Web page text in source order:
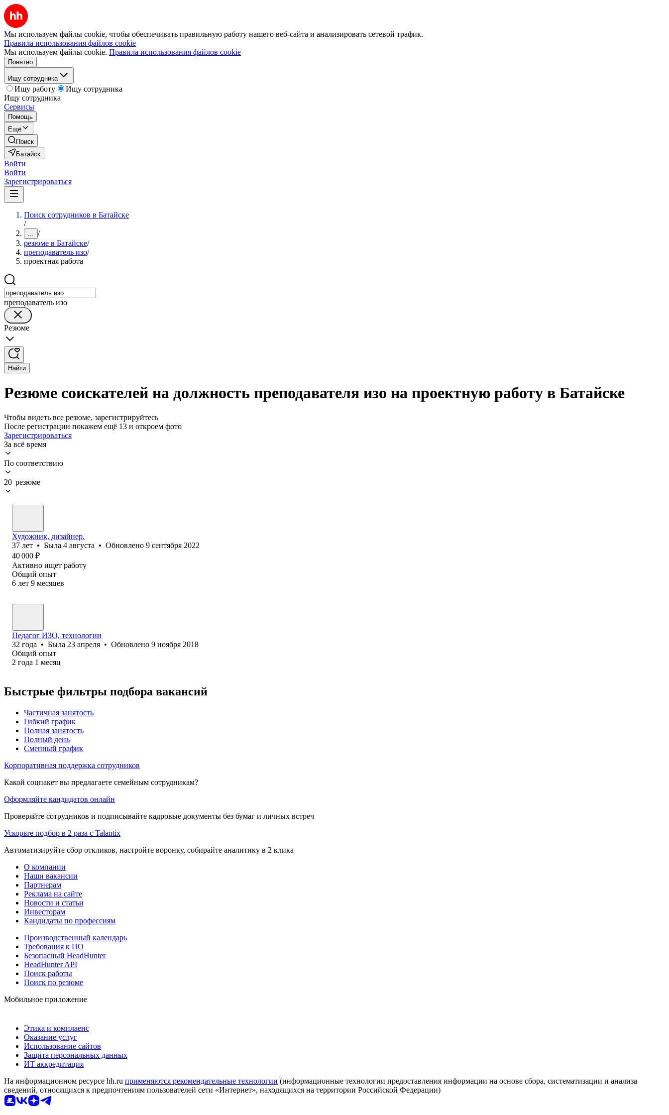
Мы используем файлы cookie, чтобы обеспечивать правильную работу нашего веб-сайта и анализировать сетевой трафик.
Правила использования файлов cookie
Мы используем файлы cookie. Правила использования файлов cookie
Понятно
Ищу сотрудника
Ищу работу
Ищу сотрудника
Ищу сотрудника
Сервисы
Помощь
Ещё
Поиск
Батайск
Войти
Войти
Зарегистрироваться
Поиск сотрудников в Батайске
/
... /
резюме в Батайске/
преподаватель изо/
проектная работа
преподаватель изо
Резюме
Найти
Резюме соискателей на должность преподавателя изо на проектную работу в Батайске
Чтобы видеть все резюме, зарегистрируйтесь
После регистрации покажем ещё 13 и откроем фото
Зарегистрироваться
За всё время
По соответствию
20 резюме
Художник, дизайнер.
37 лет • Была 4 августа • Обновлено 9 сентября 2022
40 000 ₽
Активно ищет работу
Общий опыт
6 лет 9 месяцев
Педагог ИЗО, технологии
32 года • Была 23 апреля • Обновлено 9 ноября 2018
Общий опыт
2 года 1 месяц
Быстрые фильтры подбора вакансий
Частичная занятость
Гибкий график
Полная занятость
Полный день
Сменный график
Корпоративная поддержка сотрудников
Какой соцпакет вы предлагаете семейным сотрудникам?
Оформляйте кандидатов онлайн
Проверяйте сотрудников и подписывайте кадровые документы без бумаг и личных встреч
Ускорьте подбор в 2 раза с Talantix
Автоматизируйте сбор откликов, настройте воронку, собирайте аналитику в 2 клика
О компании
Наши вакансии
Партнерам
Реклама на сайте
Новости и статьи
Инвесторам
Кандидаты по профессиям
Производственный календарь
Требования к ПО
Безопасный HeadHunter
HeadHunter API
Поиск работы
Поиск по резюме
Мобильное приложение
Этика и комплаенс
Оказание услуг
Использование сайтов
Защита персональных данных
ИТ аккредитация
На информационном ресурсе hh.ru применяются рекомендательные технологии (информационные технологии предоставления информации на основе сбора, систематизации и анализа
сведений, относящихся к предпочтениям пользователей сети «Интернет», находящихся на территории Российской Федерации)